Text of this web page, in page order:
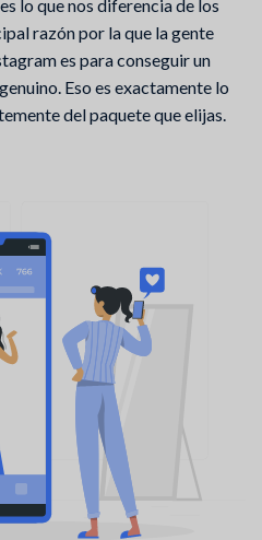
lo que nos diferencia de los
razón por la que la gente
es para conseguir un
Eso es exactamente lo
del paquete que elijas.